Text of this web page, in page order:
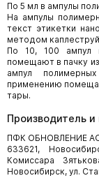
По 5 мл в ампулы
На ампулы
текст этикетки
методом
По 10, 100 ампул
помещают в пачку
ампул
применению
тары.
Производитель
ПФК ОБНОВЛЕНИЕ
633621,
Комиссара
Новосибирск, ул.